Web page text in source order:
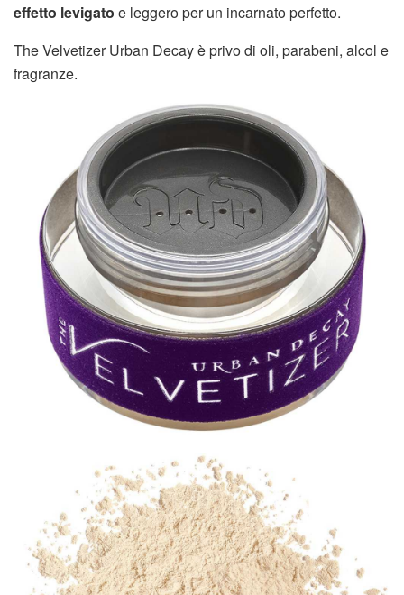
effetto levigato e leggero per un incarnato perfetto.
The Velvetizer Urban Decay è privo di oli, parabeni, alcol e
fragranze.